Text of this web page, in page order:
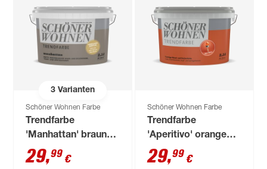
3Varianten
Schöner Wohnen Farbe
Trendfarbe
'Manhattan' braun
matt 2,5 l
29,99 €
Schöner Wohnen Farbe
Trendfarbe
'Aperitivo' orange
matt 2,5 l
29,99 €